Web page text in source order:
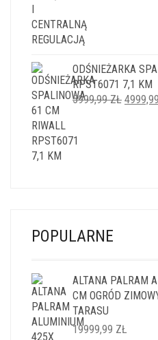
ODŚNIEŻARKA
RPST6071 7,1 KM
5999,99ZŁ 4999,99
POPULARNE
ALTANA PALRAM
CM OGRÓD
TARASU
19999,99 ZŁ